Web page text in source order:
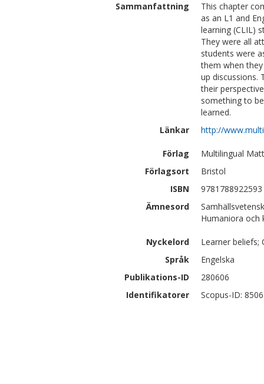
Sammanfattning
This chapter
as an L1 and
learning (CLIL)
They were all
students were
them when
up discussions.
their
something to
learned.
Länkar
http://
Förlag
Multilingual
Förlagsort
Bristol
ISBN
9781788922593
Ämnesord
Humaniora och
Nyckelord
Learner beliefs;
Språk
Engelska
Publikations-ID
280606
Identifikatorer
Scopus-ID: